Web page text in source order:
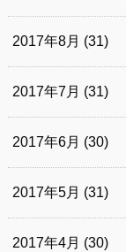
2017年8月 (31)
2017年7月 (31)
2017年6月 (30)
2017年5月 (31)
2017年4月 (30)